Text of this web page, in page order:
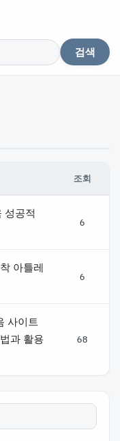
검색
조회
성공적
6
아틀레
6
사이트
과 활용
68